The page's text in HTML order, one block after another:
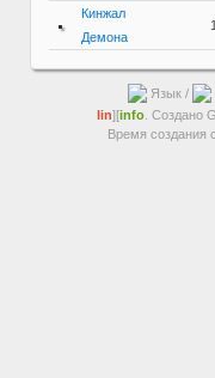
Кинжал
Демона
1
Язык /
lin][info. Создано
Время создания